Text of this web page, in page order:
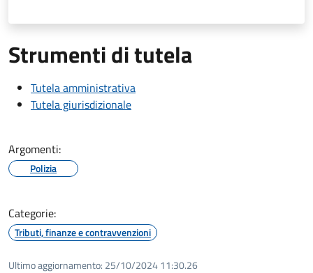
Strumenti di tutela
Tutela amministrativa
Tutela giurisdizionale
Argomenti:
Polizia
Categorie:
Tributi, finanze e contravvenzioni
Ultimo aggiornamento: 25/10/2024 11:30.26